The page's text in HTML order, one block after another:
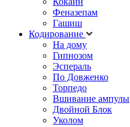
Феназепам
Гашиш
Кодирование
На дому
Гипнозом
Эспераль
По Довженко
Торпедо
Вшивание ампулы
Двойной Блок
Уколом